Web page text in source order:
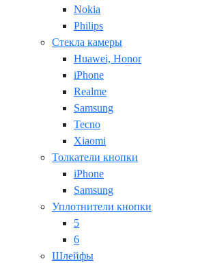
Nokia
Philips
Стекла камеры
Huawei, Honor
iPhone
Realme
Samsung
Tecno
Xiaomi
Толкатели кнопки
iPhone
Samsung
Уплотнители кнопки
5
6
Шлейфы